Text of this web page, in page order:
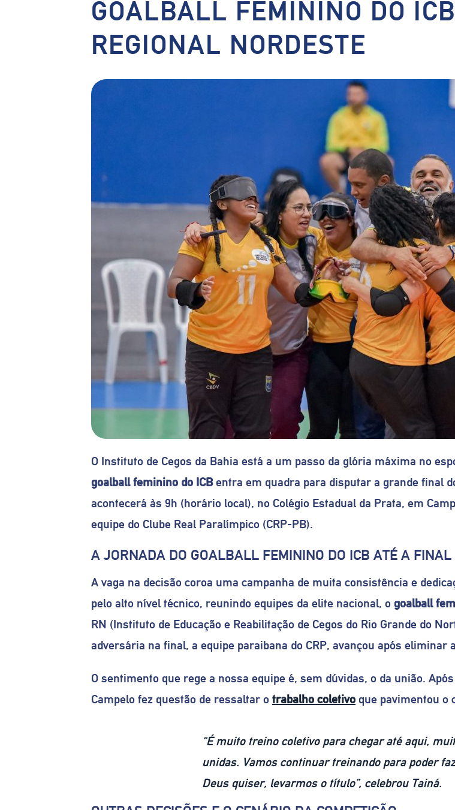
GOALBALL FEMININO DO
REGIONAL NORDESTE
O Instituto de Cegos da Bahia está a um passo da glória máxima no
goalball feminino do ICBentra em quadra para disputar a grande final
acontecerá às 9h (horário local), no Colégio Estadual da Prata, em
equipe do Clube Real Paralímpico (CRP-PB).
A JORNADA DO GOALBALL FEMININO DO ICB ATÉ A FINAL
A vaga na decisão coroa uma campanha de muita consistência e
pelo alto nível técnico, reunindo equipes da elite nacional, o goalball
RN (Instituto de Educação e Reabilitação de Cegos do Rio Grande do
adversária na final, a equipe paraibana do CRP, avançou após eliminar
O sentimento que rege a nossa equipe é, sem dúvidas, o da união.
Campelo fez questão de ressaltar o trabalho coletivo que pavimentou o
“É muito treino coletivo para chegar até aqui,
unidas. Vamos continuar treinando para poder
Deus quiser, levarmos o título”, celebrou Tainá.